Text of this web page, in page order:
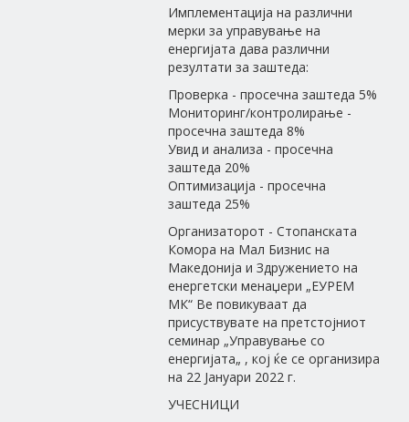
Имплементација на различни
мерки за управување на
енергијата дава различни
резултати за заштеда:
Проверка - просечна заштеда 5%
Мониторинг/контролирање -
просечна заштеда 8%
Увид и анализа - просечна
заштеда 20%
Оптимизација - просечна
заштеда 25%
Организаторот - Стопанската
Комора на Мал Бизнис на
Македонија и Здружението на
енергетски менаџери „ЕУРЕМ
МК“ Ве повикуваат да
присуствувате на претстојниот
семинар „Управување со
енергијата„ , кој ќе се организира
на 22 Јануари 2022 г.
УЧЕСНИЦИ